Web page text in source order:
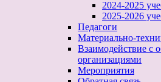
2024-2025
2025-2026
Педагоги
Материально-
Взаимодействие с
организациями
Мероприятия